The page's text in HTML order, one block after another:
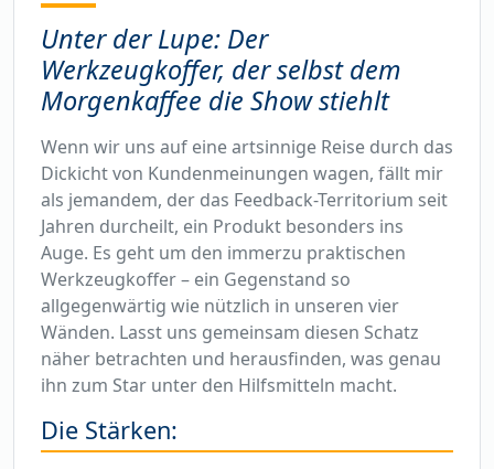
Unter der Lupe: Der
Werkzeugkoffer, der selbst dem
Morgenkaffee die Show stiehlt
Wenn wir uns auf eine artsinnige Reise durch das
Dickicht von Kundenmeinungen wagen, fällt mir
als jemandem, der das Feedback-Territorium seit
Jahren durcheilt, ein Produkt besonders ins
Auge. Es geht um den immerzu praktischen
Werkzeugkoffer – ein Gegenstand so
allgegenwärtig wie nützlich in unseren vier
Wänden. Lasst uns gemeinsam diesen Schatz
näher betrachten und herausfinden, was genau
ihn zum Star unter den Hilfsmitteln macht.
Die Stärken: